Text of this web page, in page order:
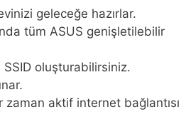
geleceğe hazırlar.
tüm ASUS genişletilebilir
SSID oluşturabilirsiniz.
zaman aktif internet bağlantısı